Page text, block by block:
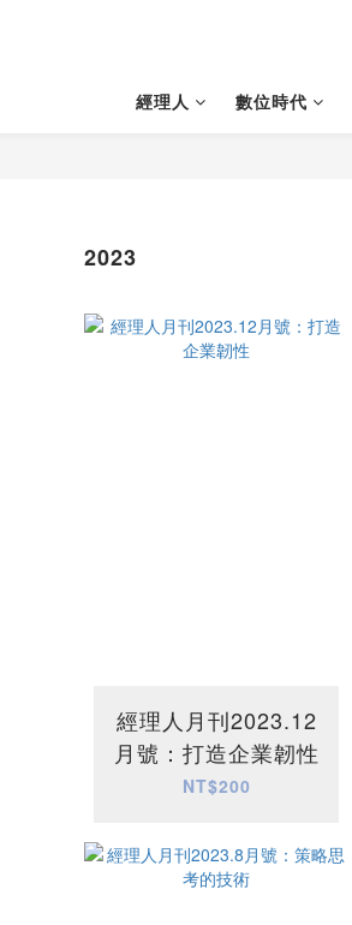
經理人 數位時代
2023
經理人月刊2023.12
月號：打造企業韌性
NT$200